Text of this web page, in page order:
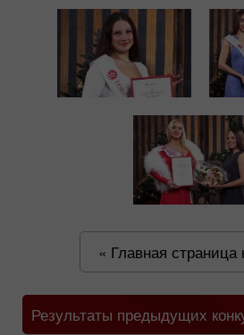
« Главная страница
Результаты предыдущих